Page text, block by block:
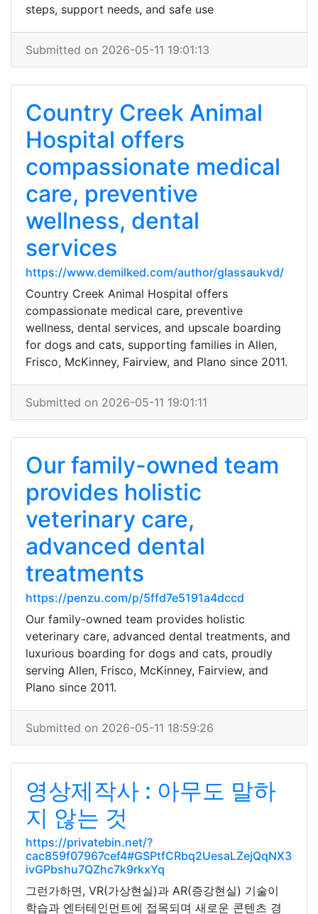
steps, support needs, and safe use
Submitted on 2026-05-11 19:01:13
Country Creek Animal
Hospital offers
compassionate medical
care, preventive
wellness, dental
services
https://www.demilked.com/author/glassaukvd/
Country Creek Animal Hospital offers
compassionate medical care, preventive
wellness, dental services, and upscale boarding
for dogs and cats, supporting families in Allen,
Frisco, McKinney, Fairview, and Plano since 2011.
Submitted on 2026-05-11 19:01:11
Our family-owned team
provides holistic
veterinary care,
advanced dental
treatments
https://penzu.com/p/5ffd7e5191a4dccd
Our family-owned team provides holistic
veterinary care, advanced dental treatments, and
luxurious boarding for dogs and cats, proudly
serving Allen, Frisco, McKinney, Fairview, and
Plano since 2011.
Submitted on 2026-05-11 18:59:26
영상제작사 : 아무도 말하
지 않는 것
https://privatebin.net/?
cac859f07967cef4#GSPtfCRbq2UesaLZejQqNX3
ivGPbshu7QZhc7k9rkxYq
그런가하면, VR(가상현실)과 AR(증강현실) 기술이
학습과 엔터테인먼트에 접목되며 새로운 콘텐츠 경